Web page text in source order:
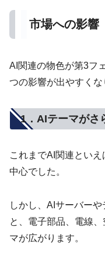
市場への影響
AI関連の物色が第3フ
つの影響が出やすくな
1．AIテーマがさ
これまでAI関連とい
中心でした。
しかし、AIサーバー
と、電子部品、電線
マが広がります。